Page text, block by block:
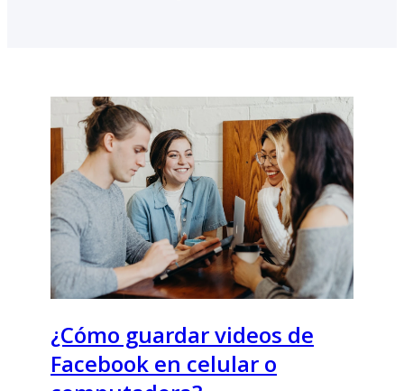
¿Cómo guardar videos de
Facebook en celular o